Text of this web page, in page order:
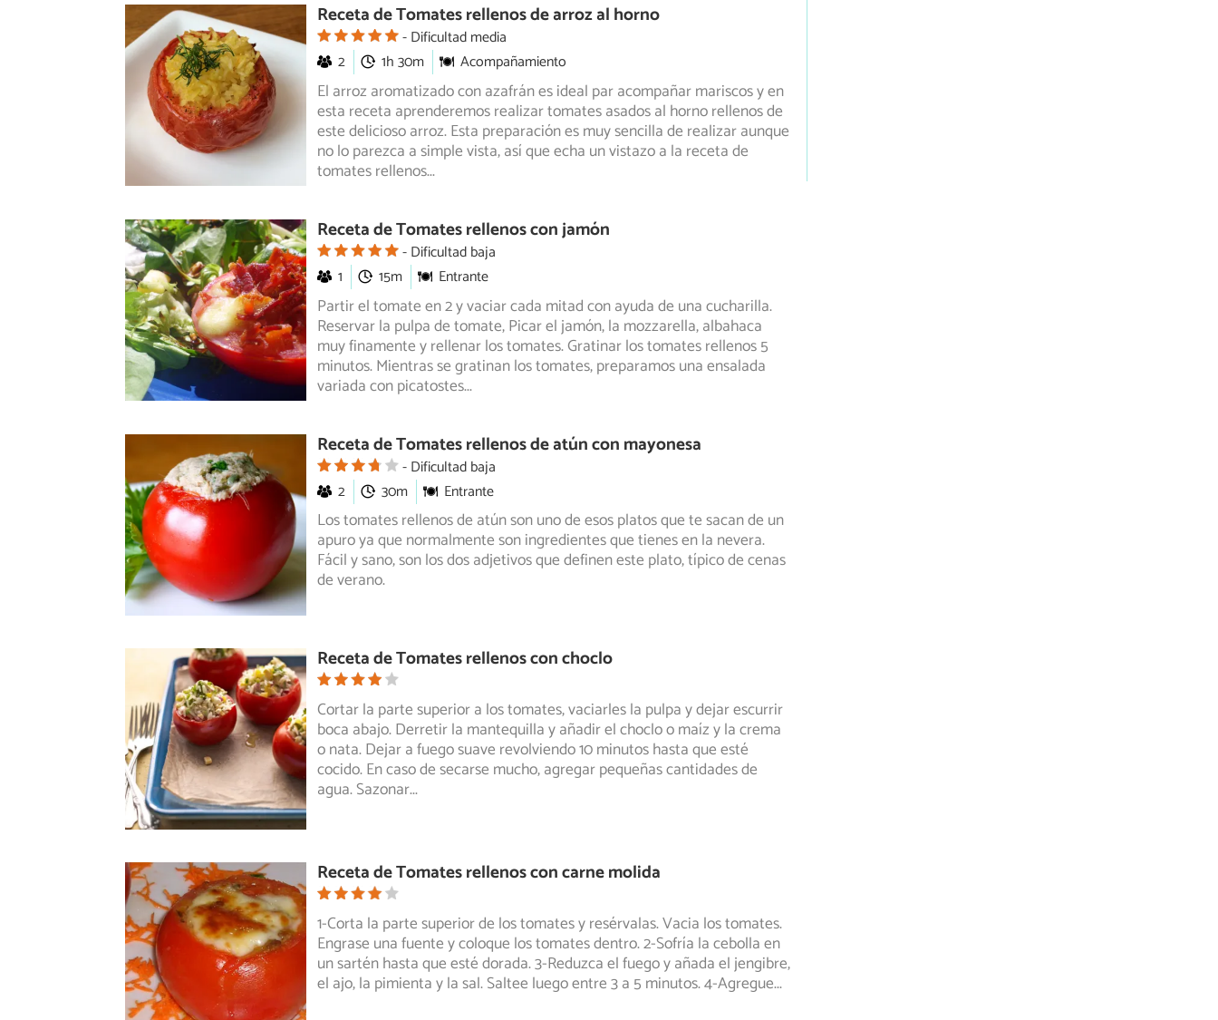
Receta de Tomates rellenos de arroz al horno
Dificultad media
2
1h 30m Acompañamiento
El arroz aromatizado con azafrán es ideal par acompañar mariscos y en
esta receta aprenderemos realizar tomates asados al horno rellenos de
este delicioso arroz. Esta preparación es muy sencilla de realizar aunque
no lo parezca a simple vista, así que echa un vistazo a la receta de
tomates rellenos...
Receta de Tomates rellenos con jamón
Dificultad baja
1
15m Entrante
Partir el tomate en 2 y vaciar cada mitad con ayuda de una cucharilla.
Reservar la pulpa de tomate, Picar el jamón, la mozzarella, albahaca
muy finamente y rellenar los tomates. Gratinar los tomates rellenos 5
minutos. Mientras se gratinan los tomates, preparamos una ensalada
variada con picatostes...
Receta de Tomates rellenos de atún con mayonesa
Dificultad baja
2
30m Entrante
Los tomates rellenos de atún son uno de esos platos que te sacan de un
apuro ya que normalmente son ingredientes que tienes en la nevera.
Fácily sano, son los dos adjetivos que definen este plato, típico de cenas
de verano.
Receta de Tomates rellenos con choclo
Cortar la parte superior a los tomates, vaciarles la pulpa y dejar escurrir
boca abajo. Derretir la mantequilla y añadir el choclo o maízy la crema
o nata. Dejar a fuego suave revolviendo 10 minutos hasta que esté
cocido. En caso de secarse mucho, agregar pequeñas cantidades de
agua. Sazonar...
Receta de Tomates rellenos con carne molida
1-Corta la parte superior de los tomates y resérvalas. Vacia los tomates.
Engrase una fuente y coloque los tomates dentro. 2-Sofría lacebolla en
un sartén hasta que esté dorada. 3-Reduzca el fuego y añada el jengibre,
el ajo, la pimienta y la sal. Saltee luego entre 3 a 5 minutos. 4-Agregue...